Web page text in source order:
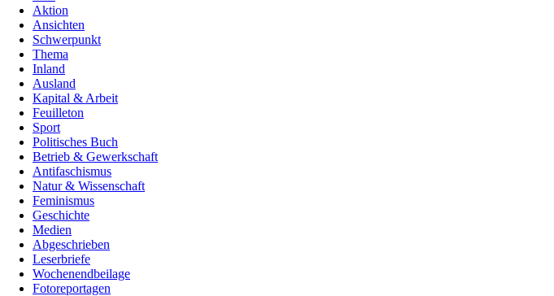
Aktion
Ansichten
Schwerpunkt
Thema
Inland
Ausland
Kapital & Arbeit
Feuilleton
Sport
Politisches Buch
Betrieb & Gewerkschaft
Antifaschismus
Natur & Wissenschaft
Feminismus
Geschichte
Medien
Abgeschrieben
Leserbriefe
Wochenendbeilage
Fotoreportagen